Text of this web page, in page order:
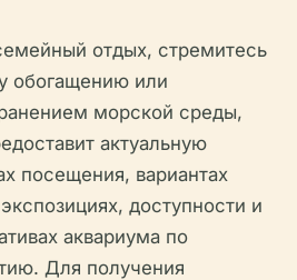
отдых, стремитесь
обогащению или
морской среды,
актуальную
посещения, вариантах
доступности и
аквариума по
Для получения